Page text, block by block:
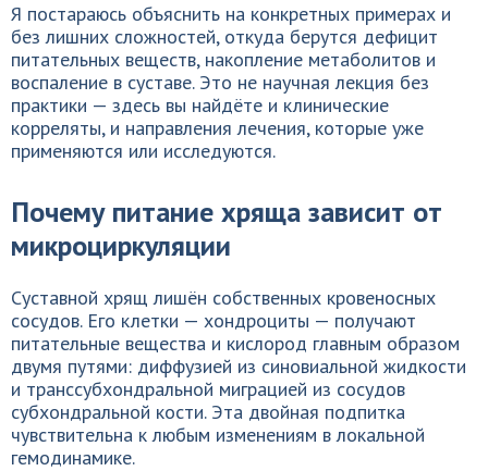
Я постараюсь объяснить на конкретных примерах и
без лишних сложностей, откуда берутся дефицит
питательных веществ, накопление метаболитов и
воспаление в суставе. Это не научная лекция без
практики — здесь вы найдёте и клинические
корреляты, и направления лечения, которые уже
применяются или исследуются.
Почему питание хряща зависит от
микроциркуляции
Суставной хрящ лишён собственных кровеносных
сосудов. Его клетки — хондроциты — получают
питательные вещества и кислород главным образом
двумя путями: диффузией из синовиальной жидкости
и транссубхондральной миграцией из сосудов
субхондральной кости. Эта двойная подпитка
чувствительна к любым изменениям в локальной
гемодинамике.